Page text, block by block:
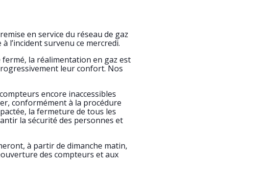
en service du réseau de gaz
l’incident survenu ce mercredi.
fermé, la réalimentation en gaz est
leur confort. Nos
encore inaccessibles
conformément à la procédure
la fermeture de tous les
la sécurité des personnes et
à partir de dimanche matin,
des compteurs et aux